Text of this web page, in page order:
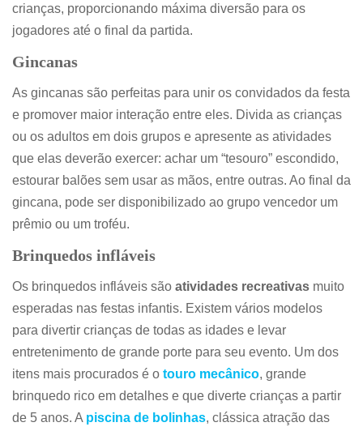
crianças, proporcionando máxima diversão para os
jogadores até o final da partida.
Gincanas
As gincanas são perfeitas para unir os convidados da festa
e promover maior interação entre eles. Divida as crianças
ou os adultos em dois grupos e apresente as atividades
que elas deverão exercer: achar um “tesouro” escondido,
estourar balões sem usar as mãos, entre outras. Ao final da
gincana, pode ser disponibilizado ao grupo vencedor um
prêmio ou um troféu.
Brinquedos infláveis
Os brinquedos infláveis são atividades recreativas muito
esperadas nas festas infantis. Existem vários modelos
para divertir crianças de todas as idades e levar
entretenimento de grande porte para seu evento. Um dos
itens mais procurados é o touro mecânico, grande
brinquedo rico em detalhes e que diverte crianças a partir
de 5 anos. A piscina de bolinhas, clássica atração das